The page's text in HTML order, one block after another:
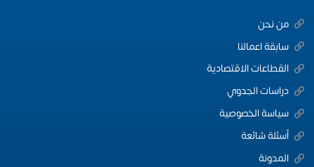
من نحن
سابقة اعمالنا
القطاعات الاقتصادية
دراسات الجدوي
سياسة الخصوصية
أسئلة شائعة
المدونة